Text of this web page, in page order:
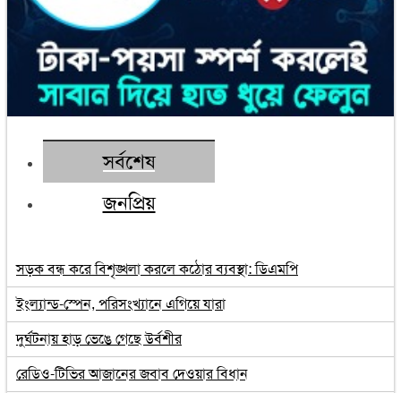
সর্বশেষ
জনপ্রিয়
সড়ক বন্ধ করে বিশৃঙ্খলা করলে কঠোর ব্যবস্থা: ডিএমপি
ইংল্যান্ড-স্পেন, পরিসংখ্যানে এগিয়ে যারা
দুর্ঘটনায় হাড় ভেঙে গেছে উর্বশীর
রেডিও-টিভির আজানের জবাব দেওয়ার বিধান